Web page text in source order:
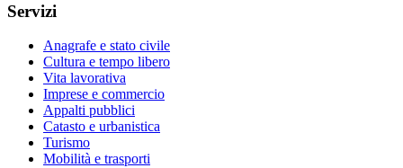
Servizi
Anagrafe e stato civile
Cultura e tempo libero
Vita lavorativa
Imprese e commercio
Appalti pubblici
Catasto e urbanistica
Turismo
Mobilità e trasporti